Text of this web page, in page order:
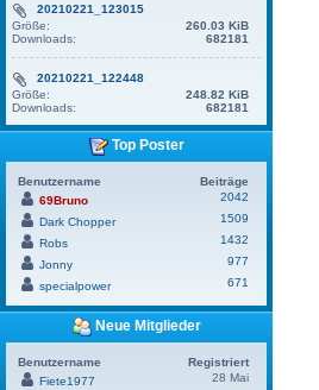
20210221_123015
Größe:
260.03 KiB
Downloads:
682181
20210221_122448
Größe:
248.82 KiB
Downloads:
682181
Top Poster
Benutzername
Beiträge
69Bruno
2042
Dark Chopper
1509
Robs
1432
Jonny
977
specialpower
671
Neue Mitglieder
Benutzername
Registriert
Fiete1977
28 Mai